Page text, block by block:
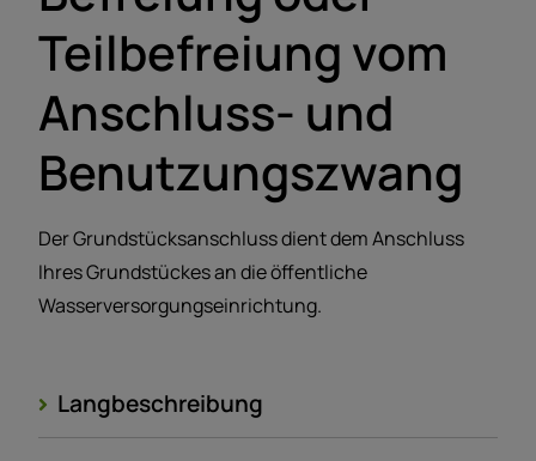
Teilbefreiung vom
Anschluss- und
Benutzungszwang
Der Grundstücksanschluss dient dem Anschluss
Ihres Grundstückes an die öffentliche
Wasserversorgungseinrichtung.
Langbeschreibung